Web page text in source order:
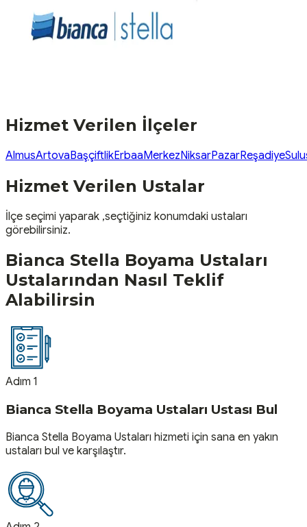
Hizmet Verilen İlçeler
AlmusArtovaBaşçiftlikErbaaMerkezNiksarPazarReşadiye
Hizmet Verilen Ustalar
İlçe seçimi yaparak ,seçtiğiniz konumdaki ustaları
görebilirsiniz.
Bianca Stella Boyama Ustaları
Ustalarından Nasıl Teklif
Alabilirsin
Adım 1
Bianca Stella Boyama Ustaları Ustası Bul
Bianca Stella Boyama Ustaları hizmeti için sana en yakın
ustaları bul ve karşılaştır.